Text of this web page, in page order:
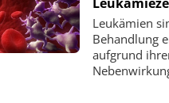
Leukämien
Behandlung
aufgrund